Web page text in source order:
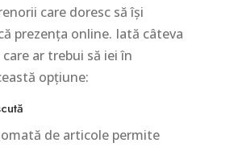
care doresc să își
prezența online. Iată câteva
ar trebui să iei în
opțiune:
de articole permite